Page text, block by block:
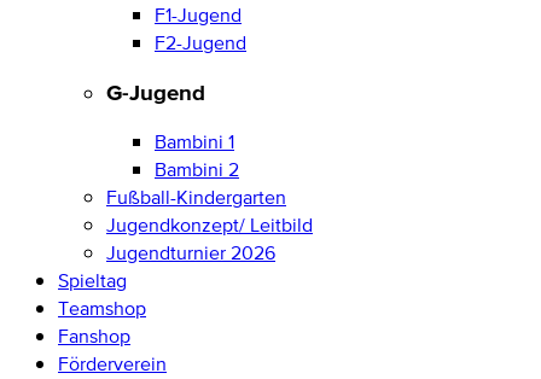
F1-Jugend
F2-Jugend
G-Jugend
Bambini 1
Bambini 2
Fußball-Kindergarten
Jugendkonzept/ Leitbild
Jugendturnier 2026
Spieltag
Teamshop
Fanshop
Förderverein